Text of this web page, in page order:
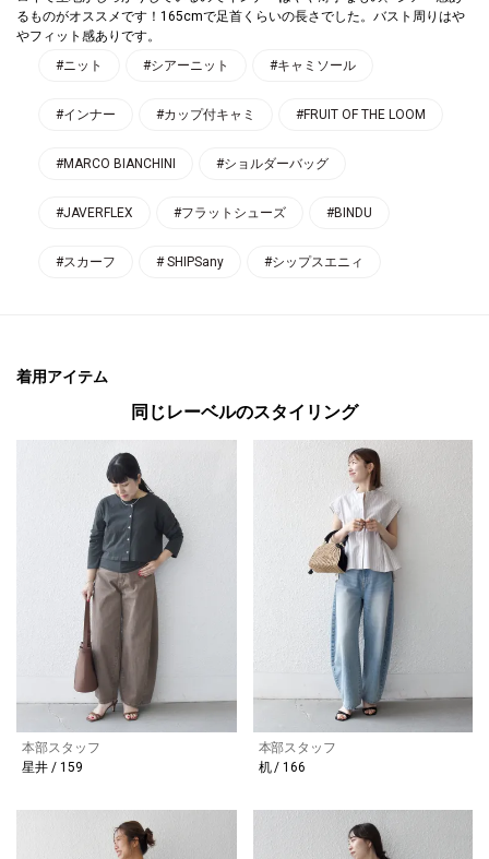
るものがオススメです！165cmで足首くらいの長さでした。バスト周りは
フィット感ありです。
#ニット
#シアーニット #キャミソール
#インナー #カップ付キャミ #FRUIT OF THE LOOM
#MARCO BIANCHINI #ショルダーバッグ
#JAVERFLEX #フラットシューズ #BINDU
#スカーフ # SHIPSany #シップスエニィ
着用アイテム
同じレーベルのスタイリング
本部スタッフ
星井 / 159
本部スタッフ
机 / 166